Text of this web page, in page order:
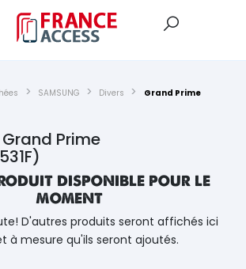
SAMSUNG Divers
Grand Prime
Prime
disponible pour le
moment
D'autres produits seront affichés ici
à mesure qu'ils seront ajoutés.